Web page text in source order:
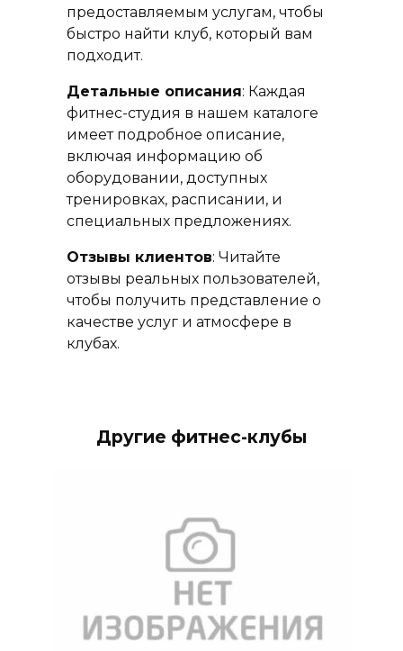
предоставляемым услугам, чтобы
быстро найти клуб, который вам
подходит.
Детальные описания: Каждая
фитнес-студия в нашем каталоге
имеет подробное описание,
включая информацию об
оборудовании, доступных
тренировках, расписании, и
специальных предложениях.
Отзывы клиентов: Читайте
отзывы реальных пользователей,
чтобы получить представление о
качестве услуг и атмосфере в
клубах.
Другие фитнес-клубы